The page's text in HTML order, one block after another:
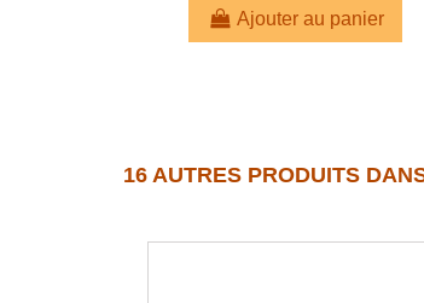
Ajouter au panier
16 AUTRES PRODUITS